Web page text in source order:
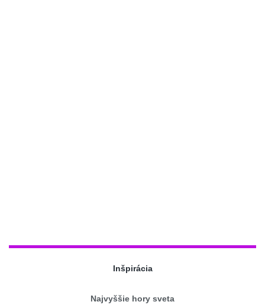
Inšpirácia
Najvyššie hory sveta